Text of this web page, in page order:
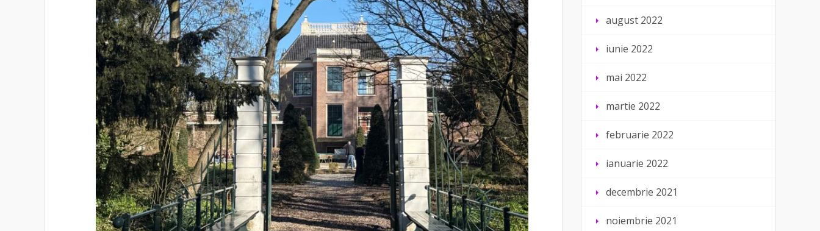
august 2022
iunie 2022
mai 2022
martie 2022
februarie 2022
ianuarie 2022
decembrie 2021
noiembrie 2021